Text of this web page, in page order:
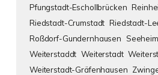
Pfungstadt-Eschollbrücken
Riedstadt-Crumstadt Riedstadt-
Roßdorf-Gundernhausen
Weiterstaddt Weiterstadt
Weiterstadt-Gräfenhausen